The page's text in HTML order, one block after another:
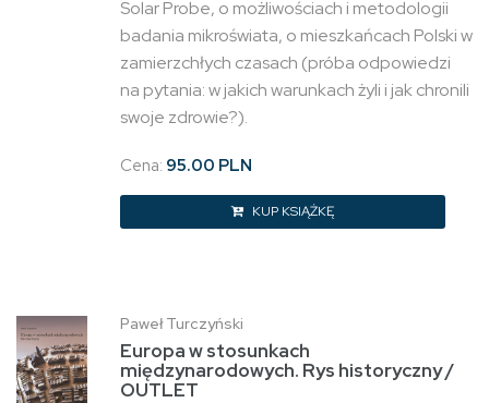
Solar Probe, o możliwościach i metodologii
badania mikroświata, o mieszkańcach Polski w
zamierzchłych czasach (próba odpowiedzi
na pytania: w jakich warunkach żyli i jak chronili
swoje zdrowie?).
Cena: 95.00 PLN
KUP KSIĄŻKĘ
Paweł Turczyński
Europa w stosunkach
międzynarodowych. Rys historyczny /
OUTLET